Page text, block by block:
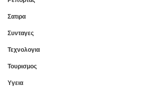
Σατιρα
Συνταγες
Τεχνολογια
Τουρισμος
Υγεια